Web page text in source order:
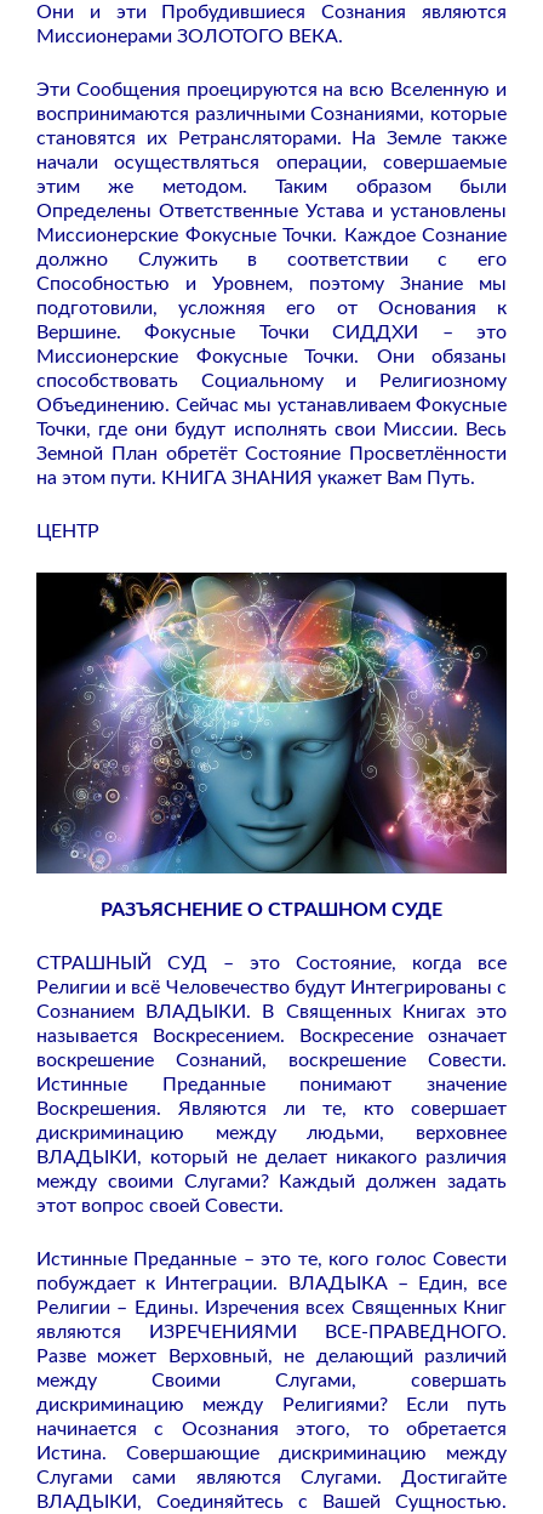
Они и эти Пробудившиеся Сознания являются
Миссионерами ЗОЛОТОГО ВЕКА.
Эти Сообщения проецируются на всю Вселенную и
воспринимаются различными Сознаниями, которые
становятся их Ретрансляторами. На Земле также
начали осуществляться операции, совершаемые
этим же методом. Таким образом были
Определены Ответственные Устава и установлены
Миссионерские Фокусные Точки. Каждое Сознание
должно Служить в соответствии с его
Способностью и Уровнем, поэтому Знание мы
подготовили, усложняя его от Основания к
Вершине. Фокусные Точки СИДДХИ – это
Миссионерские Фокусные Точки. Они обязаны
способствовать Социальному и Религиозному
Объединению. Сейчас мы устанавливаем Фокусные
Точки, где они будут исполнять свои Миссии. Весь
Земной План обретёт Состояние Просветлённости
на этом пути. КНИГА ЗНАНИЯ укажет Вам Путь.
ЦЕНТР
РАЗЪЯСНЕНИЕ О СТРАШНОМ СУДЕ
СТРАШНЫЙ СУД – это Состояние, когда все
Религии и всё Человечество будут Интегрированы с
Сознанием ВЛАДЫКИ. В Священных Книгах это
называется Воскресением. Воскресение означает
воскрешение Сознаний, воскрешение Совести.
Истинные Преданные понимают значение
Воскрешения. Являются ли те, кто совершает
дискриминацию между людьми, верховнее
ВЛАДЫКИ, который не делает никакого различия
между своими Слугами? Каждый должен задать
этот вопрос своей Совести.
Истинные Преданные – это те, кого голос Совести
побуждает к Интеграции. ВЛАДЫКА – Един, все
Религии – Едины. Изречения всех Священных Книг
являются ИЗРЕЧЕНИЯМИ ВСЕ-ПРАВЕДНОГО.
Разве может Верховный, не делающий различий
между Своими Слугами, совершать
дискриминацию между Религиями? Если путь
начинается с Осознания этого, то обретается
Истина. Совершающие дискриминацию между
Слугами сами являются Слугами. Достигайте
ВЛАДЫКИ, Соединяйтесь с Вашей Сущностью.